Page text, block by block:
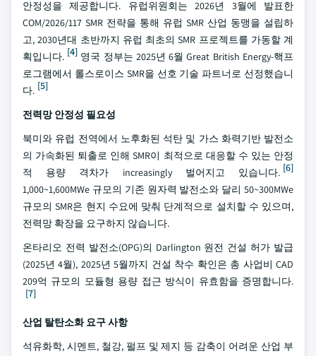
안정성을 제공합니다. 유럽위원회는 2026년 3월에 발표한
COM/2026/117 SMR 전략을 통해 유럽 SMR 산업 동맹을 설립하
고, 2030년대 초반까지 유럽 최초의 SMR 프로젝트를 가동할 계
획입니다. [4] 영국 정부는 2025년 6월 Great British Energy-핵프
로그램에서 롤스로이스 SMR을 선호 기술 파트너로 선정했습니
다. [5]
전력망 안정성 필요성
북미와 유럽 전역에서 노후화된 석탄 및 가스 화력기반 발전소
의 가속화된 퇴출로 인해 SMR이 최적으로 대응할 수 있는 안정
적 용량 격차가 increasingly 벌어지고 있습니다. [6]
1,000~1,600MWe 규모의 기존 원자력 발전소와 달리 50~300MWe
규모의 SMR은 현지 수요에 맞춰 단계적으로 설치할 수 있으며,
전력망 확장을 요구하지 않습니다.
온타리오 전력 발전소(OPG)의 Darlington 원전 건설 허가 발급
(2025년 4월), 2025년 5월까지 건설 착수 확인은 총 사업비 CAD
209억 규모의 모듈형 용량 접근 방식이 유효함을 증명합니다.
[7]
산업 탈탄소화 요구 사항
석유화학, 시멘트, 철강, 펄프 및 제지 등 감축이 어려운 산업 부